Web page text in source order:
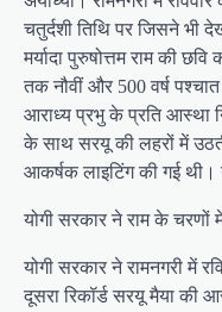
चतुर्दशी तिथि पर जिसने भी
मर्यादा पुरुषोत्तम राम की
तक नौवीं और 500 वर्ष
आराध्य प्रभु के प्रति आस्था
के साथ सरयू की लहरों में
आकर्षक लाइटिंग की गई थी।
योगी सरकार ने राम के चरणों
योगी सरकार ने रामनगरी में
दूसरा रिकॉर्ड सरयू मैया की